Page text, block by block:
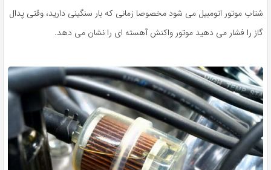
شتاب موتور اتومبیل می شود مخصوصا زمانی که بار سنگینی دارید، وقتی پدال
گاز را فشار می دهید موتور واکنش آهسته ای را نشان می دهد.